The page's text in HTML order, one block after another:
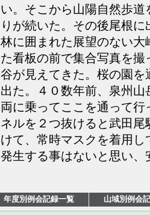
い。そこから山陽自然歩
りが続いた。その後尾根
林に囲まれた展望のない
た看板の前で集合写真を
谷が見えてきた。桜の園
出た。４０数年前、泉州
両に乗ってここを通って
ネルを２つ抜けると武田
けて、常時マスクを着用
発生する事はないと思い
年度別例会記録一覧 山域別例会